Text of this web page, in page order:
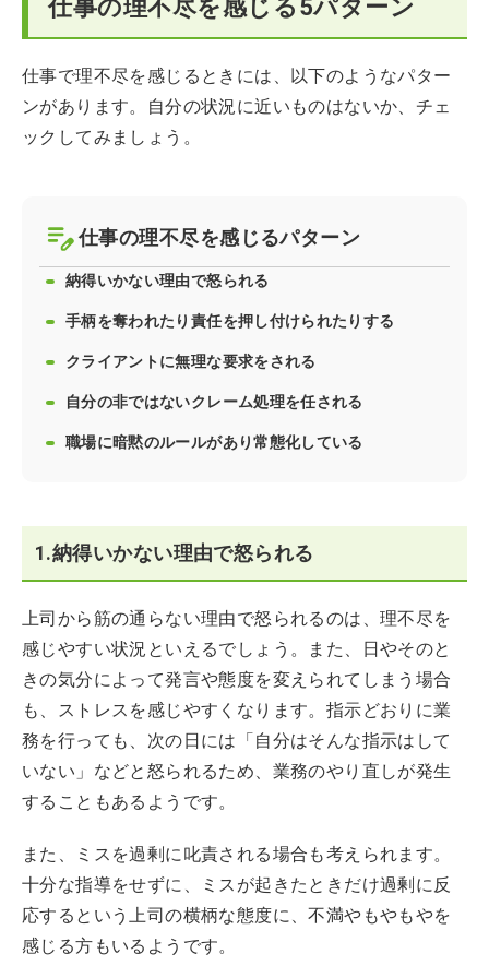
仕事の理不尽を感じる5パターン
仕事で理不尽を感じるときには、以下のようなパター
ンがあります。自分の状況に近いものはないか、チェ
ックしてみましょう。
仕事の理不尽を感じるパターン
納得いかない理由で怒られる
手柄を奪われたり責任を押し付けられたりする
クライアントに無理な要求をされる
自分の非ではないクレーム処理を任される
職場に暗黙のルールがあり常態化している
1.納得いかない理由で怒られる
上司から筋の通らない理由で怒られるのは、理不尽を
感じやすい状況といえるでしょう。また、日やそのと
きの気分によって発言や態度を変えられてしまう場合
も、ストレスを感じやすくなります。指示どおりに業
務を行っても、次の日には「自分はそんな指示はして
いない」などと怒られるため、業務のやり直しが発生
することもあるようです。
また、ミスを過剰に叱責される場合も考えられます。
十分な指導をせずに、ミスが起きたときだけ過剰に反
応するという上司の横柄な態度に、不満やもやもやを
感じる方もいるようです。